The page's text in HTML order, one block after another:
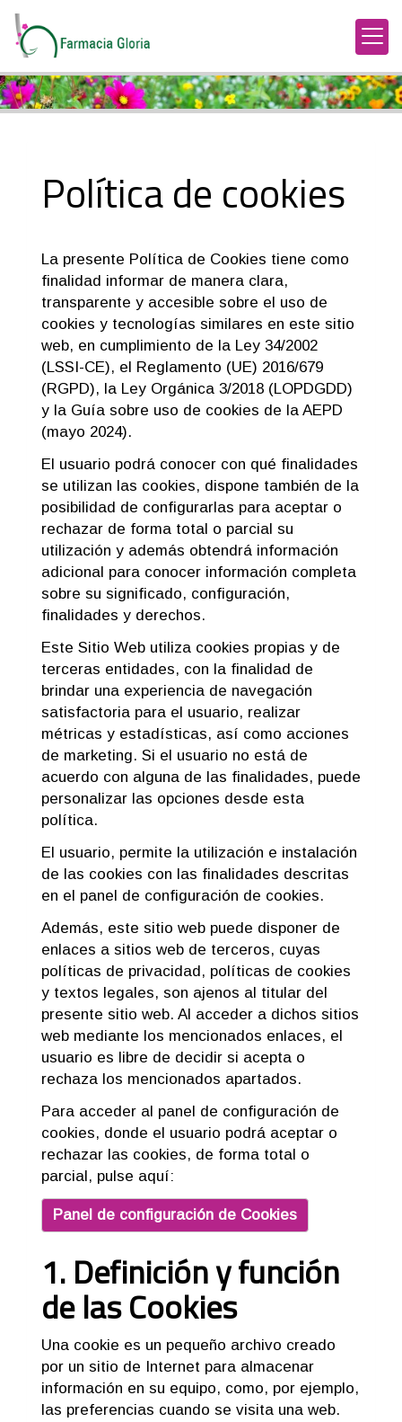
Política de cookies
La presente Política de Cookies tiene como
finalidad informar de manera clara,
transparente y accesible sobre el uso de
cookies y tecnologías similares en este sitio
web, en cumplimiento de la Ley 34/2002
(LSSI-CE), el Reglamento (UE) 2016/679
(RGPD), la Ley Orgánica 3/2018 (LOPDGDD)
y la Guía sobre uso de cookies de la AEPD
(mayo 2024).
El usuario podrá conocer con qué finalidades
se utilizan las cookies, dispone también de la
posibilidad de configurarlas para aceptar o
rechazar de forma total o parcial su
utilización y además obtendrá información
adicional para conocer información completa
sobre su significado, configuración,
finalidades y derechos.
Este Sitio Web utiliza cookies propias y de
terceras entidades, con la finalidad de
brindar una experiencia de navegación
satisfactoria para el usuario, realizar
métricas y estadísticas, así como acciones
de marketing. Si el usuario no está de
acuerdo con alguna de las finalidades, puede
personalizar las opciones desde esta
política.
El usuario, permite la utilización e instalación
de las cookies con las finalidades descritas
en el panel de configuración de cookies.
Además, este sitio web puede disponer de
enlaces a sitios web de terceros, cuyas
políticas de privacidad, políticas de cookies
y textos legales, son ajenos al titular del
presente sitio web. Al acceder a dichos sitios
web mediante los mencionados enlaces, el
usuario es libre de decidir si acepta o
rechaza los mencionados apartados.
Para acceder al panel de configuración de
cookies, donde el usuario podrá aceptar o
rechazar las cookies, de forma total o
parcial, pulse aquí:
Panel de configuración de Cookies
1. Definición y función
de las Cookies
Una cookie es un pequeño archivo creado
por un sitio de Internet para almacenar
información en su equipo, como, por ejemplo,
las preferencias cuando se visita una web.